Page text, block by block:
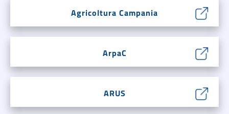
Agricoltura Campania
ArpaC
ARUS